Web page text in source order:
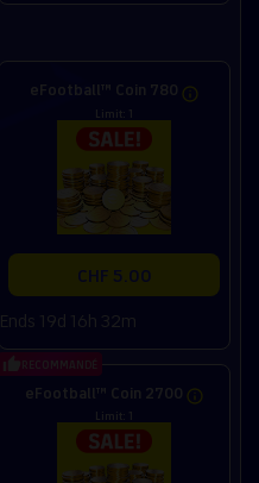
eFootball™ Coin 780
Limit: 1
CHF 5.00
Ends 19d 16h 32m
eFootball™ Coin 2700
Limit: 1
RECOMMANDÉ